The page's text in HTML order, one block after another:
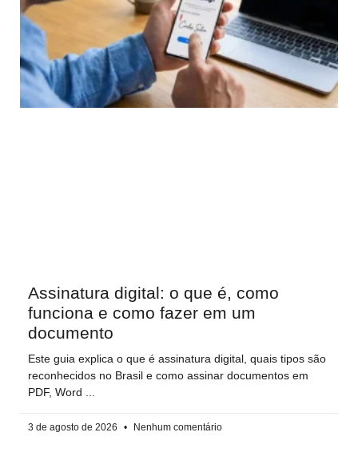
Assinatura digital: o que é, como
funciona e como fazer em um
documento
Este guia explica o que é assinatura digital, quais tipos são
reconhecidos no Brasil e como assinar documentos em
PDF, Word
3 de agosto de 2026 Nenhum comentário